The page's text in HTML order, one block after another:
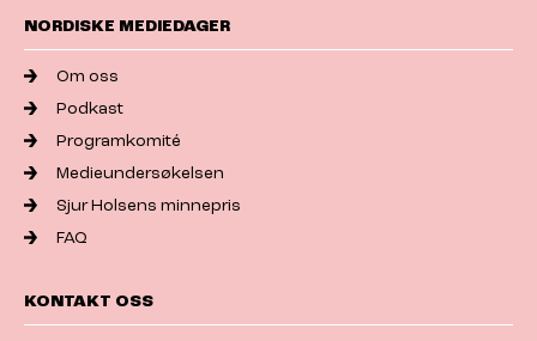
NORDISKE MEDIEDAGER
Om oss
Podkast
Programkomité
Medieundersøkelsen
Sjur Holsens minnepris
FAQ
KONTAKT OSS